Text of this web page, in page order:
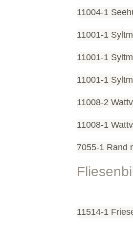
11004-1
11001-1
11001-1
11001-1
11008-2
11008-1
7055-1 Rand
11514-1